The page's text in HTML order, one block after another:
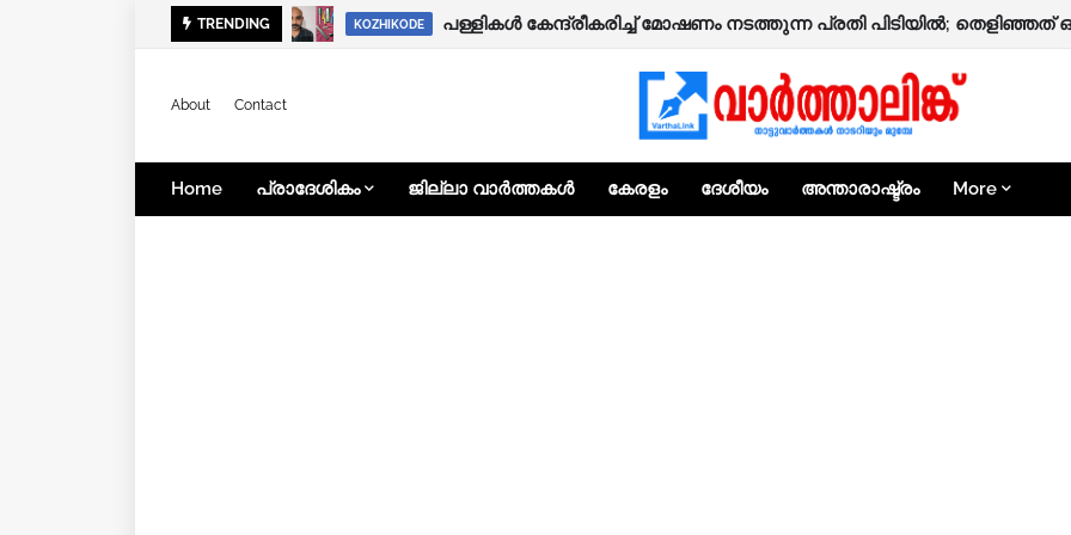
TRENDING KOZHIKODE പള്ളികൾ കേന്ദ്രീകരിച്ച് മോഷണം നടത്തുന്ന പ്രതി പിടിയിൽ; തെളിഞ്ഞത്
KOZHIKODE കനത്ത മഴ: നാദാപുരത്ത് നിർമ്മാണത്തിലിരിക്കുന്ന രണ്ടുനില വീട്
About Contact
Home പ്രാദേശികം ജില്ലാ വാർത്തകൾ കേരളം ദേശീയം അന്താരാഷ്ട്രം More